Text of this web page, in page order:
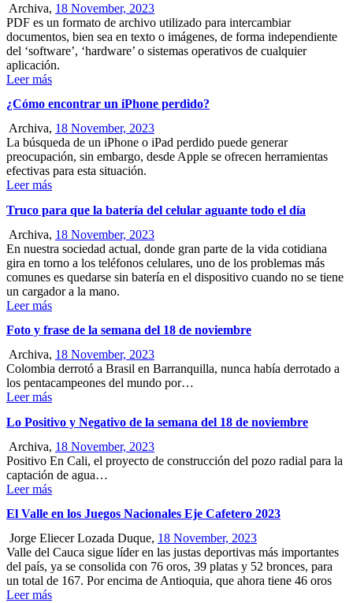
Archiva, 18 November, 2023
PDF es un formato de archivo utilizado para intercambiar
documentos, bien sea en texto o imágenes, de forma independiente
del ‘software’, ‘hardware’ o sistemas operativos de cualquier
aplicación.
Leer más
¿Cómo encontrar un iPhone perdido?
Archiva, 18 November, 2023
La búsqueda de un iPhone o iPad perdido puede generar
preocupación, sin embargo, desde Apple se ofrecen herramientas
efectivas para esta situación.
Leer más
Truco para que la batería del celular aguante todo el día
Archiva, 18 November, 2023
En nuestra sociedad actual, donde gran parte de la vida cotidiana
gira en torno a los teléfonos celulares, uno de los problemas más
comunes es quedarse sin batería en el dispositivo cuando no se tiene
un cargador a la mano.
Leer más
Foto y frase de la semana del 18 de noviembre
Archiva, 18 November, 2023
Colombia derrotó a Brasil en Barranquilla, nunca había derrotado a
los pentacampeones del mundo por…
Leer más
Lo Positivo y Negativo de la semana del 18 de noviembre
Archiva, 18 November, 2023
Positivo En Cali, el proyecto de construcción del pozo radial para la
captación de agua…
Leer más
El Valle en los Juegos Nacionales Eje Cafetero 2023
Jorge Eliecer Lozada Duque, 18 November, 2023
Valle del Cauca sigue líder en las justas deportivas más importantes
del país, ya se consolida con 76 oros, 39 platas y 52 bronces, para
un total de 167. Por encima de Antioquia, que ahora tiene 46 oros
Leer más